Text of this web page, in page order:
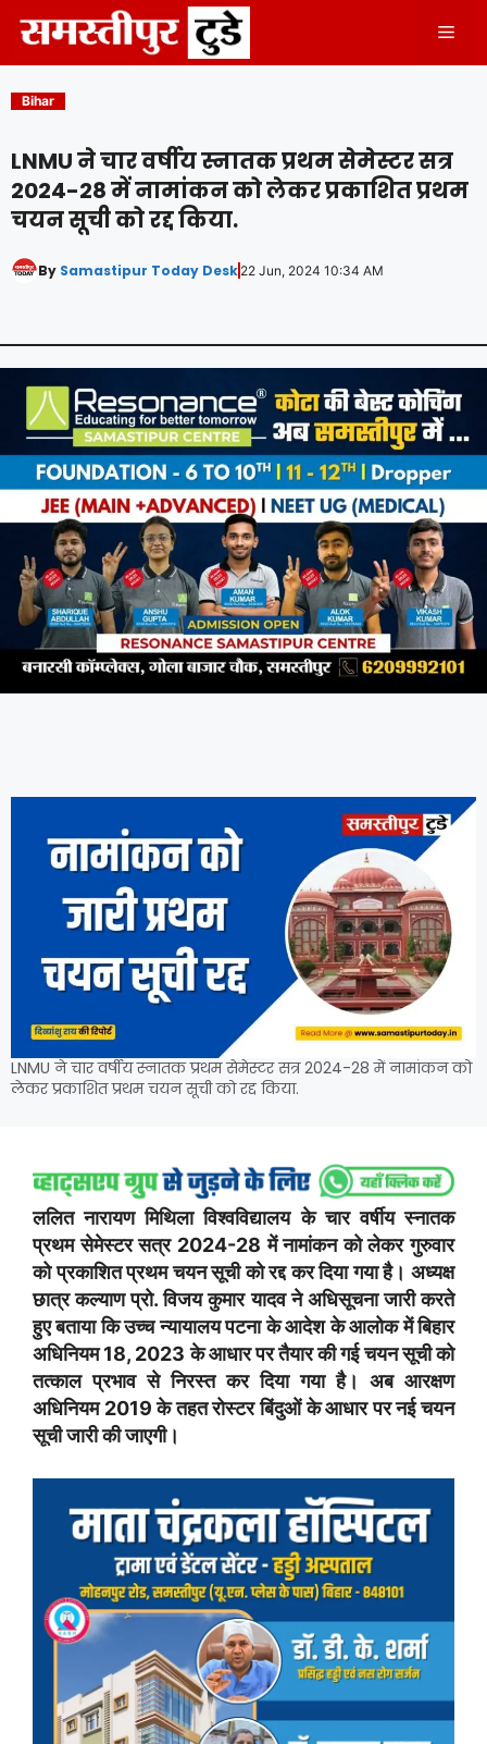
content
Bihar
LNMU ने चार वर्षीय स्नातक प्रथम सेमेस्टर सत्र
2024-28 में नामांकन को लेकर प्रकाशित प्रथम
चयन सूची को रद्द किया.
By Samastipur Today Desk 22 Jun, 2024 10:34 AM
LNMU ने चार वर्षीय स्नातक प्रथम सेमेस्टर सत्र 2024-28 में नामांकन को
लेकर प्रकाशित प्रथम चयन सूची को रद्द किया.
ललित नारायण मिथिला विश्वविद्यालय के चार वर्षीय स्नातक
प्रथम सेमेस्टर सत्र 2024-28 में नामांकन को लेकर गुरुवार
को प्रकाशित प्रथम चयन सूची को रद्द कर दिया गया है। अध्यक्ष
छात्र कल्याण प्रो. विजय कुमार यादव ने अधिसूचना जारी करते
हुए बताया कि उच्च न्यायालय पटना के आदेश के आलोक में बिहार
अधिनियम 18, 2023 के आधार पर तैयार की गई चयन सूची को
तत्काल प्रभाव से निरस्त कर दिया गया है। अब आरक्षण
अधिनियम 2019 के तहत रोस्टर बिंदुओं के आधार पर नई चयन
सूची जारी की जाएगी।